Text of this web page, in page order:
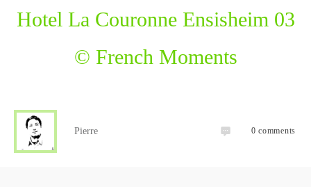
Hotel La Couronne Ensisheim 03
© French Moments
Pierre 0 comments